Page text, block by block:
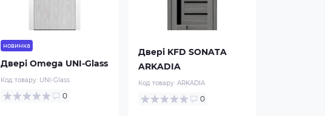
новинка
Двері Omega UNI-Glass
Код товару: UNI-Glass
0
Двері KFD SONATA
ARKADIA
Код товару: ARKADIA
0